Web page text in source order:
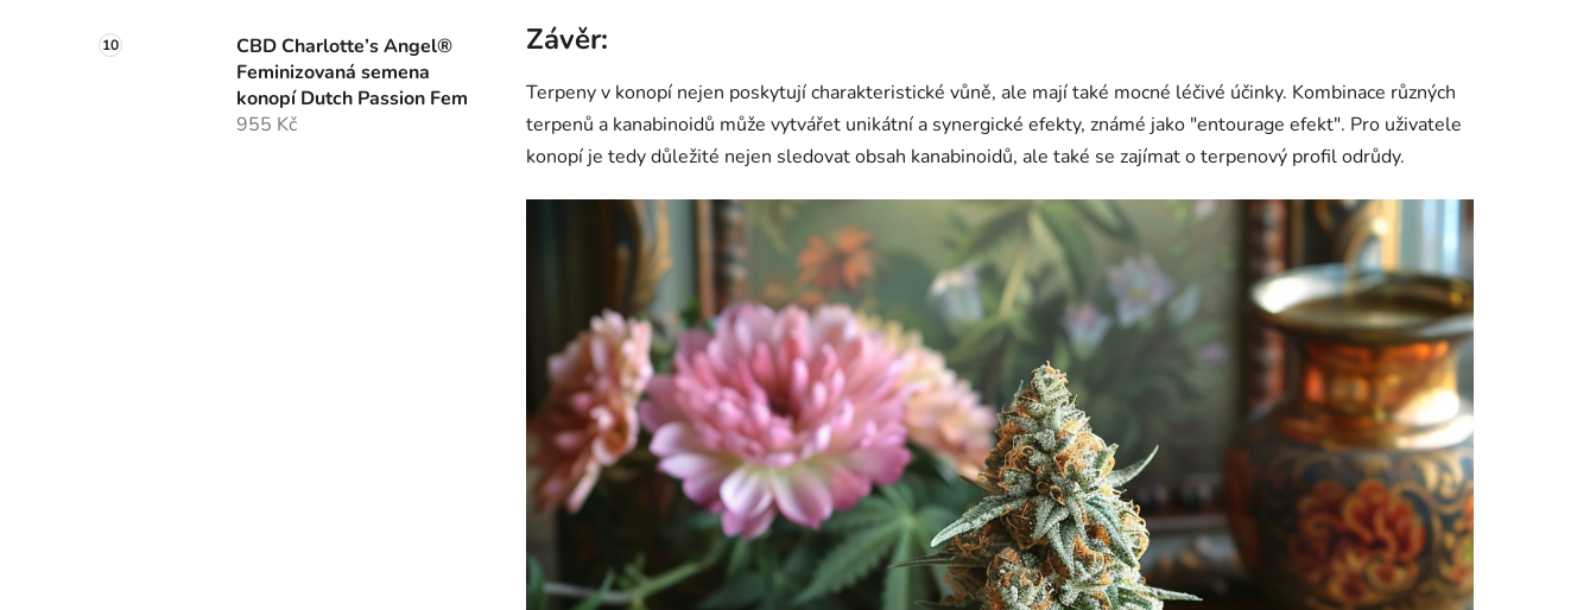
CBD Charlotte’s Angel®
Feminizovaná semena
konopí Dutch Passion Fem
955 Kč
Závěr:
Terpeny v konopí nejen poskytují charakteristické vůně, ale mají také mocné léčivé účinky. Kombinace různých
terpenů a kanabinoidů může vytvářet unikátní a synergické efekty, známé jako "entourage efekt". Pro uživatele
konopí je tedy důležité nejen sledovat obsah kanabinoidů, ale také se zajímat o terpenový profil odrůdy.